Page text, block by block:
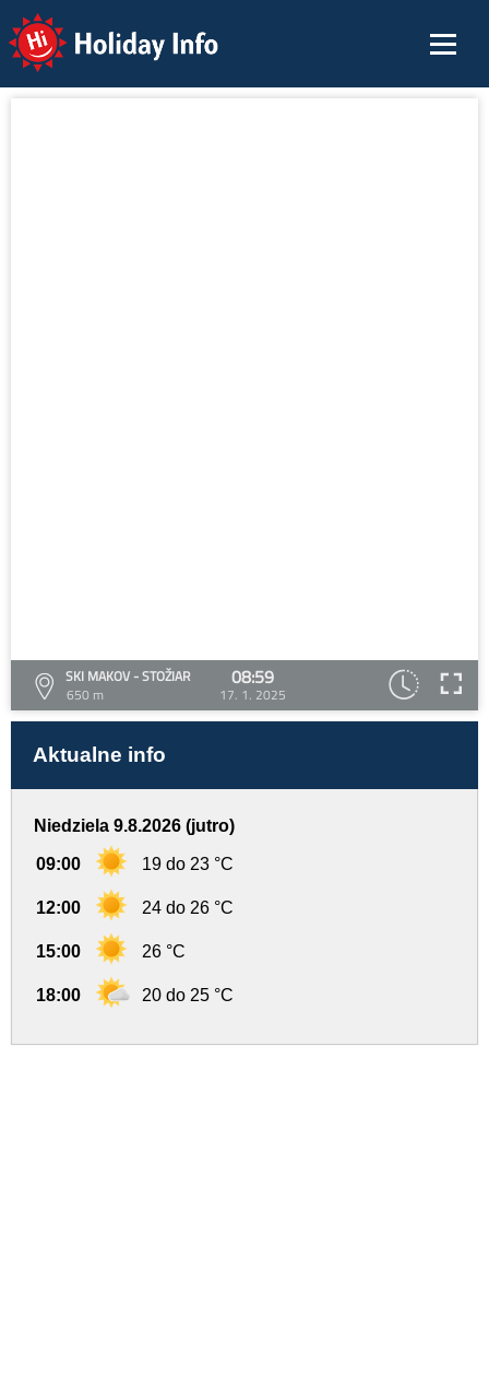
Holiday Info
SKI MAKOV - STOŽIAR
650 m
08:59
17. 1. 2025
Aktualne info
Niedziela 9.8.2026 (jutro)
09:00 19 do 23 °C
12:00 24 do 26 °C
15:00 26 °C
18:00 20 do 25 °C